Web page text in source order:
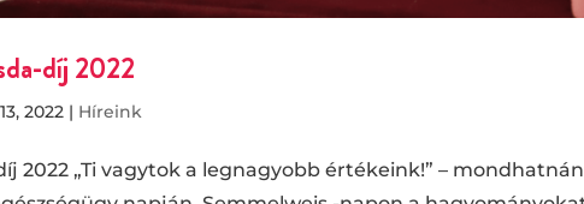
díj 2022
2022 | Híreink
2022 „Ti vagytok a legnagyobb értékeink!” –